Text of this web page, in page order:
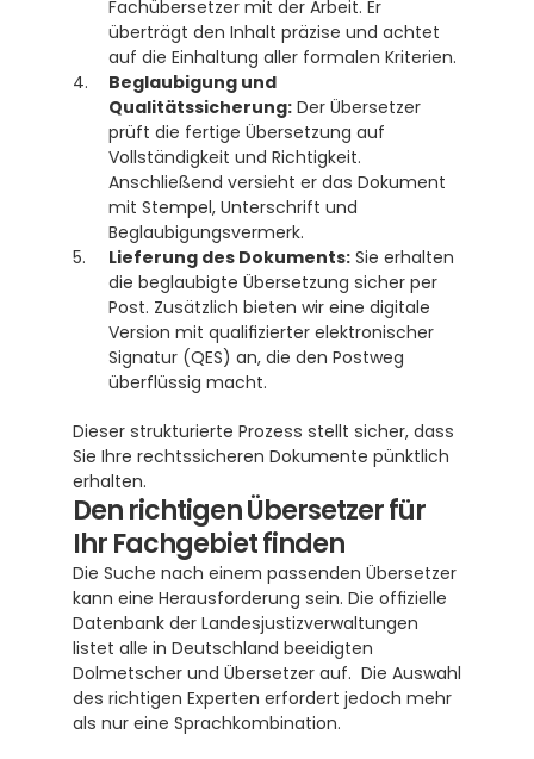
Fachübersetzer mit der Arbeit. Er
überträgt den Inhalt präzise und achtet
auf die Einhaltung aller formalen Kriterien.
Beglaubigung und
Qualitätssicherung: Der Übersetzer
prüft die fertige Übersetzung auf
Vollständigkeit und Richtigkeit.
Anschließend versieht er das Dokument
mit Stempel, Unterschrift und
Beglaubigungsvermerk.
Lieferung des Dokuments: Sie erhalten
die beglaubigte Übersetzung sicher per
Post. Zusätzlich bieten wir eine digitale
Version mit qualifizierter elektronischer
Signatur (QES) an, die den Postweg
überflüssig macht.
Dieser strukturierte Prozess stellt sicher, dass
Sie Ihre rechtssicheren Dokumente pünktlich
erhalten.
Den richtigen Übersetzer für
Ihr Fachgebiet finden
Die Suche nach einem passenden Übersetzer
kann eine Herausforderung sein. Die offizielle
Datenbank der Landesjustizverwaltungen
listet alle in Deutschland beeidigten
Dolmetscher und Übersetzer auf.  Die Auswahl
des richtigen Experten erfordert jedoch mehr
als nur eine Sprachkombination.